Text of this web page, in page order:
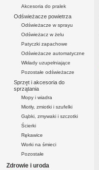
Akcesoria do pralek
Odświeżacze powietrza
Odświeżacze w sprayu
Odświeżacz w żelu
Patyczki zapachowe
Odświeżacze automatyczne
Wkłady uzupełniające
Pozostałe odświeżacze
Sprzęt i akcesoria do
sprzątania
Mopy i wiadra
Miotły, zmiotki i szufelki
Gąbki, zmywaki i szczotki
Ścierki
Rękawice
Worki na śmieci
Pozostałe
Zdrowie i uroda